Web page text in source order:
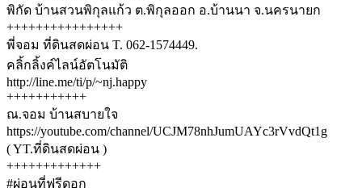
พิกัด บ้านสวนพิกุลแก้ว ต.พิกุลออก อ.บ้านนา จ.นครนายก
++++++++++++++++
พี่จอม ที่ดินสดผ่อน T. 062-1574449.
คลิ้กลิ้งค์ไลน์อัตโนมัติ
http://line.me/ti/p/~nj.happy
+++++++++++
ณ.จอม บ้านสบายใจ
https://youtube.com/channel/UCJM78nhJumUAYc3rVvdQt1g
( YT.ที่ดินสดผ่อน )
+++++++++++++
#ผ่อนที่ฟรีดอก